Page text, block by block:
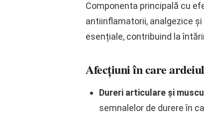
Componenta principală cu
antiinflamatorii, analgezice
esențiale, contribuind la
Afecțiuni în care
Dureri articulare și
semnalelor de durere în